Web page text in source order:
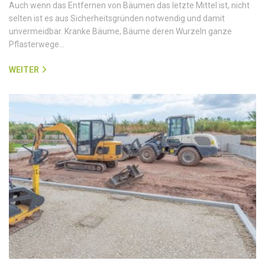
Auch wenn das Entfernen von Bäumen das letzte Mittel ist, nicht
selten ist es aus Sicherheitsgründen notwendig und damit
unvermeidbar. Kranke Bäume, Bäume deren Wurzeln ganze
Pflasterwege…
WEITER